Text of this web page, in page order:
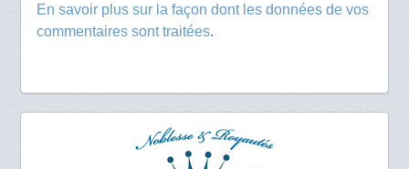
En savoir plus sur la façon dont les données de vos
commentaires sont traitées.